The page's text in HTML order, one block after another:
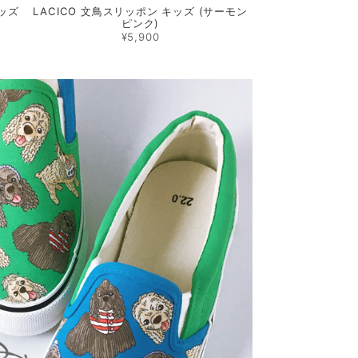
ズ
LACICO 文鳥スリッポン キッズ (サーモン
ピンク)
¥5,900